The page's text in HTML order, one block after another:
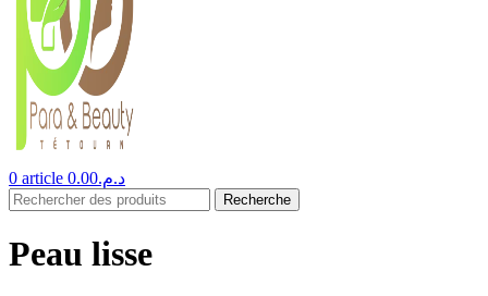
0 article د.م.0.00
Recherche
Peau lisse